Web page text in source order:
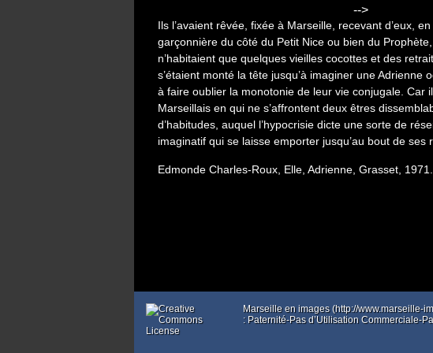
-->
Ils l’avaient rêvée, fixée à Marseille, recevant d’eux,
garçonnière du côté du Petit Nice ou bien du
n’habitaient que quelques vieilles cocottes et des
s’étaient monté la tête jusqu’à imaginer une Adrienne
à faire oublier la monotonie de leur vie conjugale. Car
Marseillais en qui ne s’affrontent deux êtres
d’habitudes, auquel l’hypocrisie dicte une sorte de
imaginatif qui se laisse emporter jusqu’au bout de ses
Edmonde Charles-Roux, Elle, Adrienne, Grasset, 1971.
Marseille en images (http://www.marseille-
: Paternité-Pas d’Utilisation Commerciale-